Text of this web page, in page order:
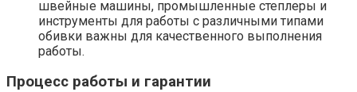
швейные машины, промышленные степлеры и
инструменты для работы с различными типами
обивки важны для качественного выполнения
работы.
Процесс работы и гарантии